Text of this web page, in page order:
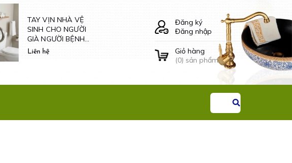
LÔ GIẤY VỆ SINH
ÂM TƯỜNG ĐÔI -
34504 CLEANMAX
Liên hệ
Thanh vắt khăn hai
tầng màu vàng -
CLEANMAX
Liên hệ
Đăng ký
Đăng nhập
Giỏ hàng
(0) sản phẩm